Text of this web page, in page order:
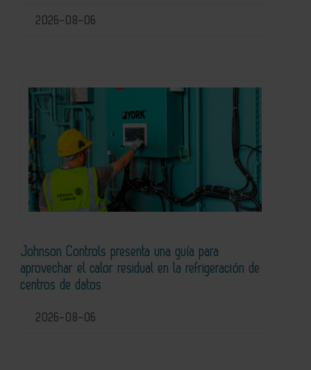
2026-08-06
Johnson Controls presenta una guía para
aprovechar el calor residual en la refrigeración de
centros de datos
2026-08-06